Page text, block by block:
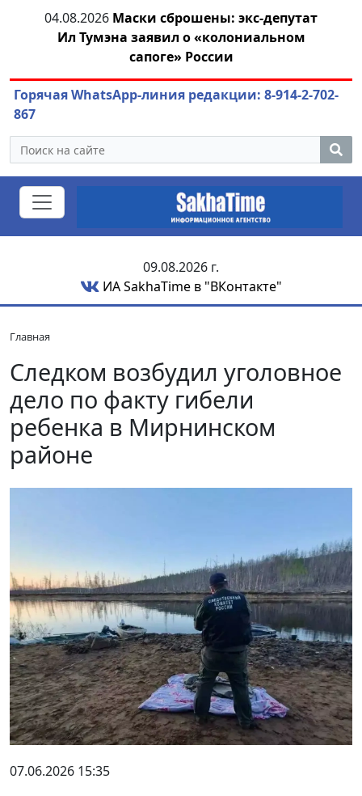
04.08.2026 Маски сброшены: экс-депутат
Ил Тумэна заявил о «колониальном
сапоге» России
Горячая WhatsApp-линия редакции: 8-914-2-702-
867
09.08.2026 г.
ИА SakhaTime в "ВКонтакте"
Главная
Следком возбудил уголовное
дело по факту гибели
ребенка в Мирнинском
районе
07.06.2026 15:35